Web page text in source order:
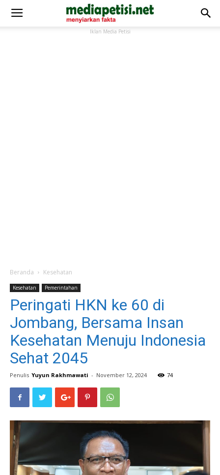
Iklan Media Petisi
Beranda Kesehatan
Kesehatan Pemerintahan
Peringati HKN ke 60 di
Jombang, Bersama Insan
Kesehatan Menuju Indonesia
Sehat 2045
Penulis Yuyun Rakhmawati - November 12, 2024 74